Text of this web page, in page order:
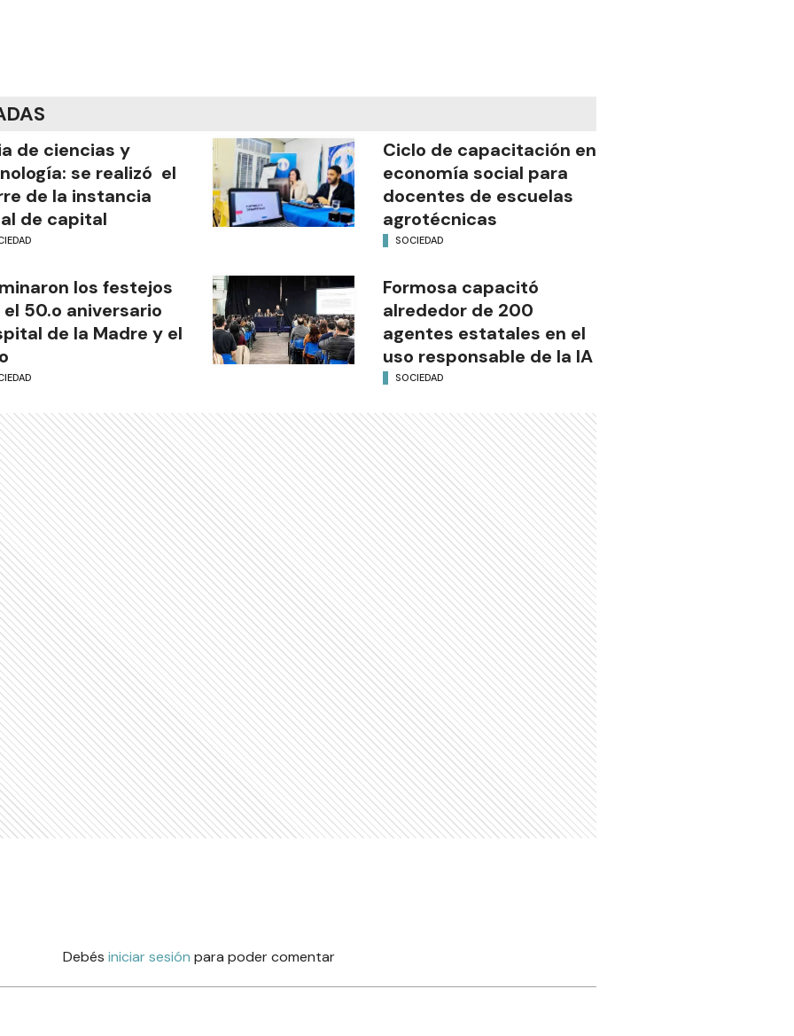
de ciencias y
se realizó el
de la instancia
de capital
Ciclo de capacitación en
economía social para
docentes de escuelas
agrotécnicas
SOCIEDAD
los festejos
50.o aniversario
de la Madre y el
Formosa capacitó
alrededor de 200
agentes estatales en el
uso responsable de la IA
SOCIEDAD
Debés iniciar sesión para poder comentar